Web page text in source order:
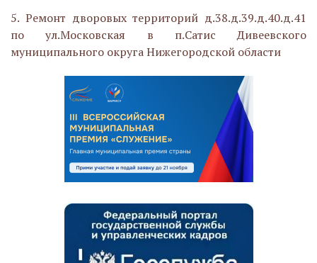
5. Ремонт дворовых территорий д.38.д.39.д.40.д.41
по ул.Московская в п.Сатис Дивеевского
муниципального округа Нижегородской области